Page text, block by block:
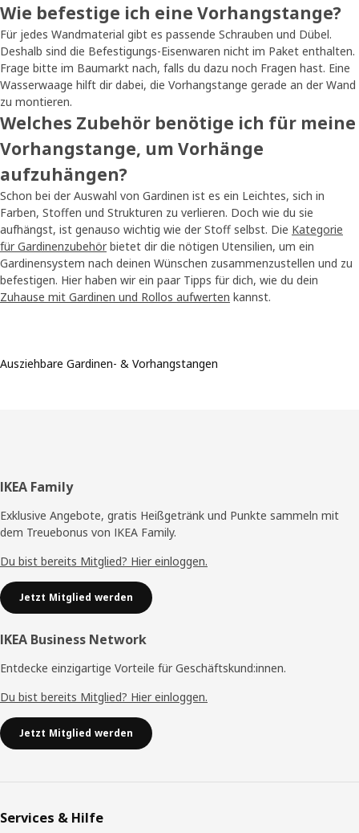
Wie befestige ich eine Vorhangstange?
Für jedes Wandmaterial gibt es passende Schrauben und Dübel.
Deshalb sind die Befestigungs-Eisenwaren nicht im Paket enthalten.
Frage bitte im Baumarkt nach, falls du dazu noch Fragen hast. Eine
Wasserwaage hilft dir dabei, die Vorhangstange gerade an der Wand
zu montieren.
Welches Zubehör benötige ich für meine
Vorhangstange, um Vorhänge
aufzuhängen?
Schon bei der Auswahl von Gardinen ist es ein Leichtes, sich in
Farben, Stoffen und Strukturen zu verlieren. Doch wie du sie
aufhängst, ist genauso wichtig wie der Stoff selbst. Die Kategorie
für Gardinenzubehör bietet dir die nötigen Utensilien, um ein
Gardinensystem nach deinen Wünschen zusammenzustellen und zu
befestigen. Hier haben wir ein paar Tipps für dich, wie du dein
Zuhause mit Gardinen und Rollos aufwerten kannst.
Ausziehbare Gardinen- & Vorhangstangen
Fußzeile
IKEA Family
Exklusive Angebote, gratis Heißgetränk und Punkte sammeln mit
dem Treuebonus von IKEA Family.
Du bist bereits Mitglied? Hier einloggen.
Jetzt Mitglied werden
IKEA Business Network
Entdecke einzigartige Vorteile für Geschäftskund:innen.
Du bist bereits Mitglied? Hier einloggen.
Jetzt Mitglied werden
Services & Hilfe